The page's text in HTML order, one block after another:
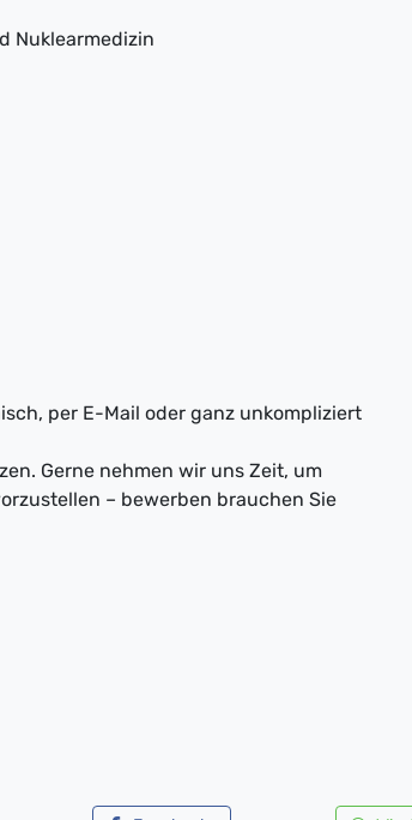
Nuklearmedizin
per E-Mail oder ganz unkompliziert
Gerne nehmen wir uns Zeit, um
– bewerben brauchen Sie